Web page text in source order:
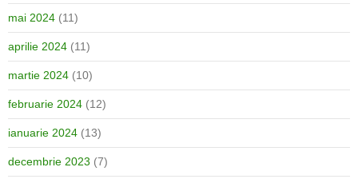
mai 2024 (11)
aprilie 2024 (11)
martie 2024 (10)
februarie 2024 (12)
ianuarie 2024 (13)
decembrie 2023 (7)